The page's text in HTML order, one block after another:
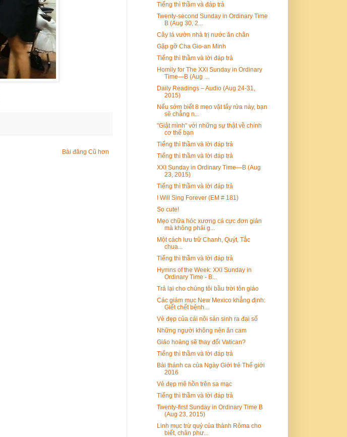
Bài đăng Cũ hơn
Tiếng thì thầm và đáp trả
Twenty-second Sunday in Ordinary Time
B (Aug 30, 2...
Cây lá vườn nhà trị nước ăn chân
Gặp gỡ Cha Gio-an Minh
Tiếng thì thầm và lời đáp trả
Homily for The XXI Sunday in Ordinary
Time—B (Aug ...
Daily Readings – Audio (Aug 24-31,
2015)
Nếu sớm biết 8 mẹo vặt tẩy rửa này, bạn
sẽ chẳng n...
"Giật mình" với những sự thật về chính
cơ thể bạn
Tiếng thì thầm và lời đáp trả
Tiếng thì thầm và lời đáp trả
XXI Sunday in Ordinary Time—B (Aug
23, 2015)
Tiếng thì thầm và lời đáp trả
I Will Sing Forever (EM # 181)
So cute!
Mẹo chữa hóc xương cá cực đơn giản
mà không phải g...
Một cách lưu trữ Chanh, Quýt, Tắc
chua...
Tiếng thì thầm và lời đáp trả
Hymns of the Week: XXI Sunday in
Ordinary Time - B...
Trả lại cho chúng tôi bầu trời tôn giáo
Các giám mục New Mexico khẳng định:
Giết chết bệnh...
Vẻ đẹp của cái nôi sản sinh ra đại số
Những người không nên ăn cam
Giáo hoàng sẽ thay đổi Vatican?
Tiếng thì thầm và lời đáp trả
Bài thánh ca của Ngày Giới trẻ Thế giới
2016
Vẻ đẹp mê hồn trên sa mạc
Tiếng thì thầm và lời đáp trả
Twenty-first Sunday in Ordinary Time B
(Aug 23, 2015)
Linh mục trừ quỷ của thành Rôma cho
biết, chân phư...